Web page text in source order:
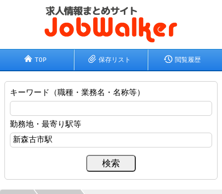
TOP 保存リスト 閲覧履歴
キーワード（職種・業務名・名称等）
勤務地・最寄り駅等